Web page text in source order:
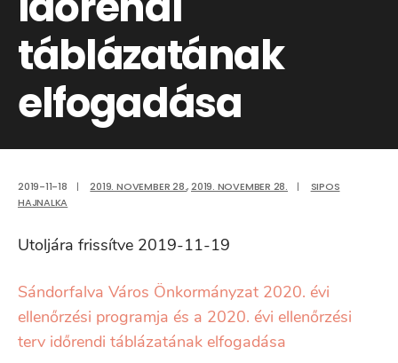
táblázatának
elfogadása
2019-11-18 | 2019. NOVEMBER 28.,2019. NOVEMBER 28. |
SIPOS
HAJNALKA
Utoljára frissítve 2019-11-19
Sándorfalva Város Önkormányzat 2020. évi
ellenőrzési programja és a 2020. évi ellenőrzési
terv időrendi táblázatának elfogadása